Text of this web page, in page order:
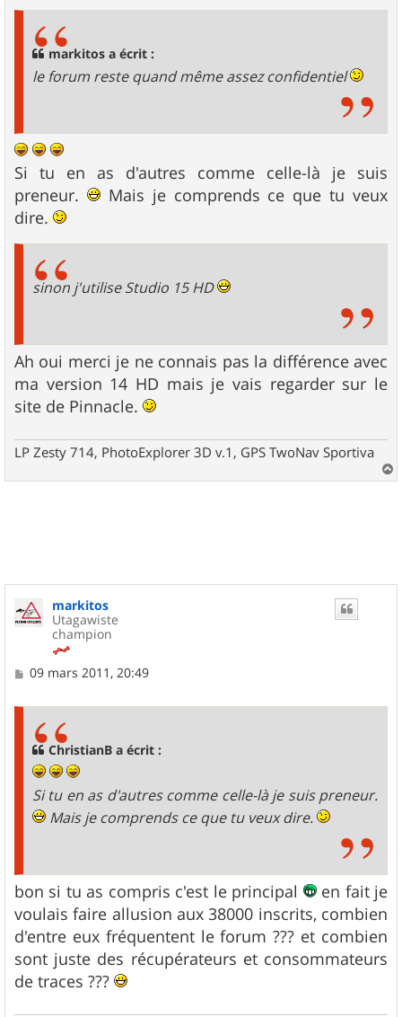
markitos a écrit :
le forum reste quand même assez confidentiel
Si tu en as d'autres comme celle-là je suis
preneur.
Mais je comprends ce que tu veux
dire.
sinon j'utilise Studio 15 HD
Ah oui merci je ne connais pas la différence avec
ma version 14 HD mais je vais regarder sur le
site de Pinnacle.
LP Zesty 714, PhotoExplorer 3D v.1, GPS TwoNav Sportiva
a
markitos
Utagawiste
champion
M
09 mars 2011, 20:49
ChristianB a écrit :
Si tu en as d'autres comme celle-là je suis preneur.
Mais je comprends ce que tu veux dire.
bon si tu as compris c'est le principal
en fait je
voulais faire allusion aux 38000 inscrits, combien
d'entre eux fréquentent le forum ??? et combien
sont juste des récupérateurs et consommateurs
de traces ???